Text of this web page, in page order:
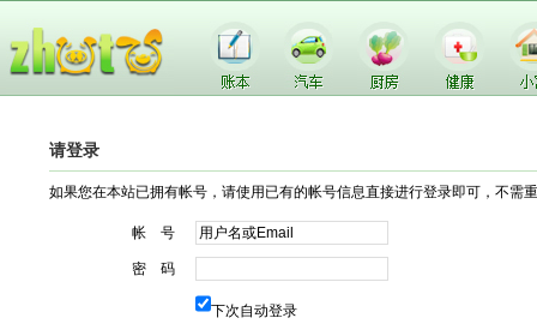
请登录
如果您在本站已拥有帐号，请使用已有的帐号信息直接进行登录即可，不需
帐 号
密 码
下次自动登录